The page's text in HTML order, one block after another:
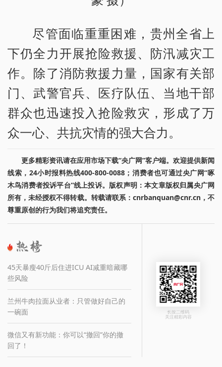
尽管面临重重困难，贵州全省上
下仍全力开展抢险救援、防汛减灾工
作。除了消防救援力量，国家有关部
门、武警官兵、医疗队伍、当地干部
群众也迅速投入抢险救灾，形成了万
众一心、共抗灾情的强大合力。
更多精彩资讯请在应用市场下载“央广网”客户端。欢迎提供新闻
线索，24小时报料热线400-800-0088；消费者也可通过央广网“啄
木鸟消费者投诉平台”线上投诉。版权声明：本文章版权归属央广网
所有，未经授权不得转载。转载请联系：cnrbanquan@cnr.cn，不
尊重原创的行为我们将追究责任。
45天暴瘦40斤后住进ICU AI减重暗藏哪
些风险
兰州牛肉拉面从业者：只管做好自己的
一碗面
微信又有新功能：你可以“撤回”你的撤
回了！
长按二维码
关注精彩内容